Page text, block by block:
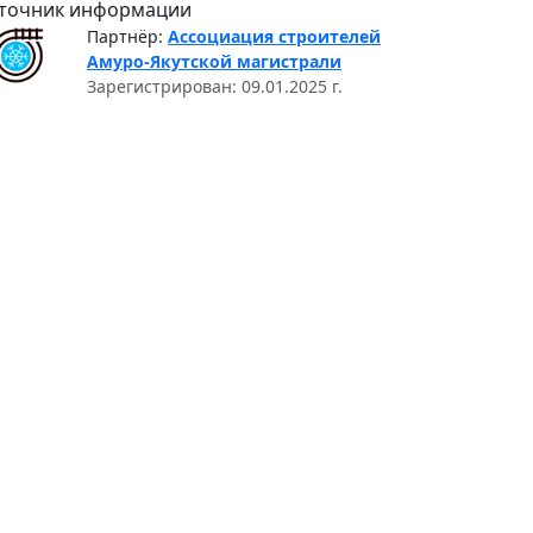
информации
Партнёр: Ассоциация строителей
Амуро-Якутской магистрали
Зарегистрирован: 09.01.2025 г.